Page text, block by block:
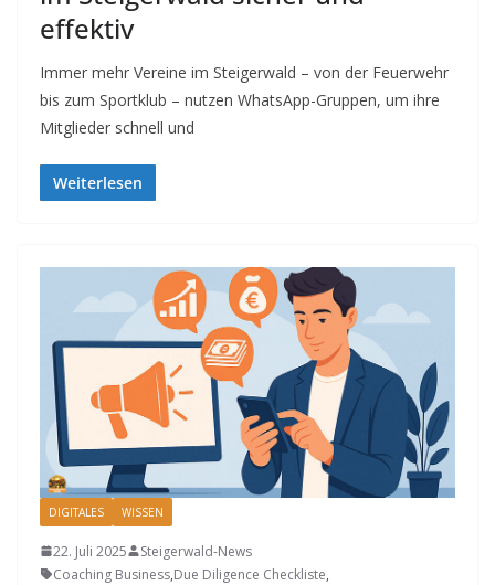
effektiv
Immer mehr Vereine im Steigerwald – von der Feuerwehr
bis zum Sportklub – nutzen WhatsApp-Gruppen, um ihre
Mitglieder schnell und
Weiterlesen
DIGITALES WISSEN
22. Juli 2025
Steigerwald-News
Coaching Business,Due Diligence Checkliste,